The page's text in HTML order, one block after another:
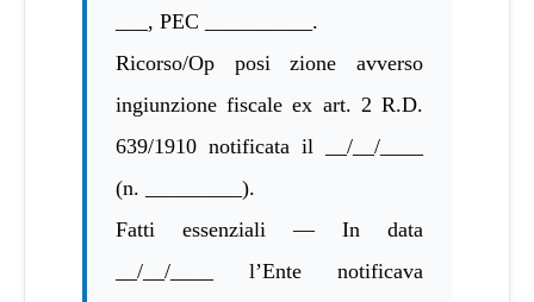
___, PEC __________.
Ricorso/Op posi zione avverso
ingiunzione fiscale ex art. 2 R.D.
639/1910 notificata il __/__/____
(n. _________).
Fatti essenziali — In data
__/__/____ l’Ente notificava